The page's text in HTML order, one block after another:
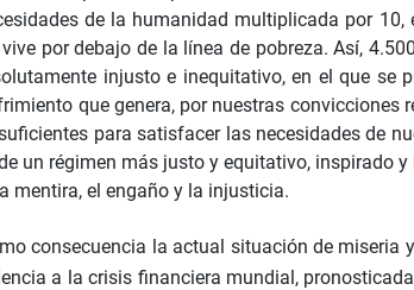
de la humanidad multiplicada por
por debajo de la línea de pobreza. Así,
injusto e inequitativo, en el que
que genera, por nuestras
para satisfacer las necesidades de
un régimen más justo y equitativo, inspirado
mentira, el engaño y la injusticia.
consecuencia la actual situación de miseria
a la crisis financiera mundial,